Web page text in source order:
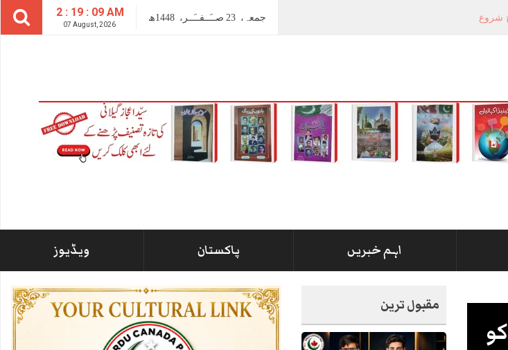
2 : 19 : 10 AM
07 August, 2026
جمعہ، 23 صــَــفــَــر، 1448ھ
اہم خبریں پاکستان ویڈیوز
مقبول ترین
پاکستان نے آئی سی سی چیمپئنز ٹرافی 2025 کو